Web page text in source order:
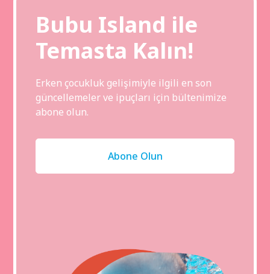
Bubu Island ile
Temasta Kalın!
Erken çocukluk gelişimiyle ilgili en son
güncellemeler ve ipuçları için bültenimize
abone olun.
Abone Olun